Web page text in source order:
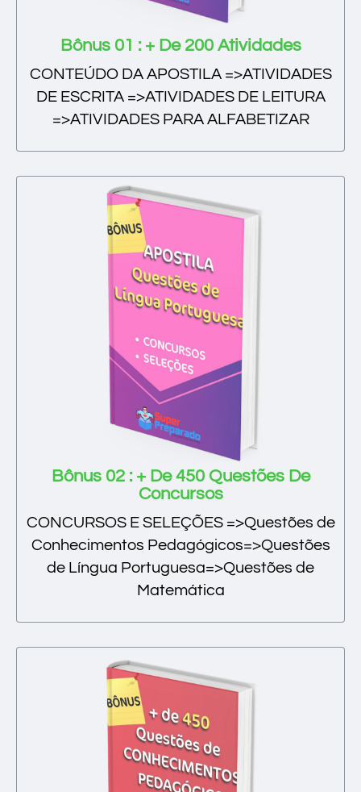
Bônus 01 : + De 200 Atividades
CONTEÚDO DA APOSTILA =>ATIVIDADES
DE ESCRITA =>ATIVIDADES DE LEITURA
=>ATIVIDADES PARA ALFABETIZAR
Bônus 02 : + De 450 Questões De
Concursos
CONCURSOS E SELEÇÕES =>Questões de
Conhecimentos Pedagógicos=>Questões
de Língua Portuguesa=>Questões de
Matemática